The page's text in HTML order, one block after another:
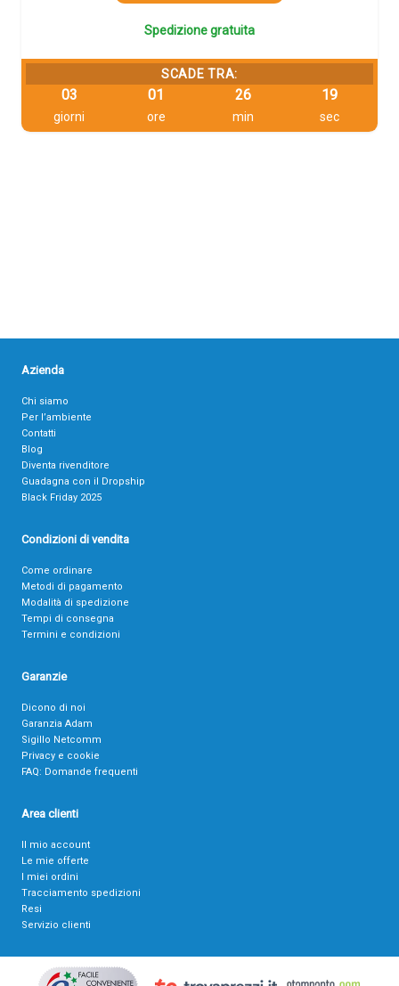
Spedizione gratuita
SCADE TRA:
03
giorni
01
ore
26
min
19
sec
Azienda
Chi siamo
Per l’ambiente
Contatti
Blog
Diventa rivenditore
Guadagna con il Dropship
Black Friday 2025
Condizioni di vendita
Come ordinare
Metodi di pagamento
Modalità di spedizione
Tempi di consegna
Termini e condizioni
Garanzie
Dicono di noi
Garanzia Adam
Sigillo Netcomm
Privacy e cookie
FAQ: Domande frequenti
Area clienti
Il mio account
Le mie offerte
I miei ordini
Tracciamento spedizioni
Resi
Servizio clienti